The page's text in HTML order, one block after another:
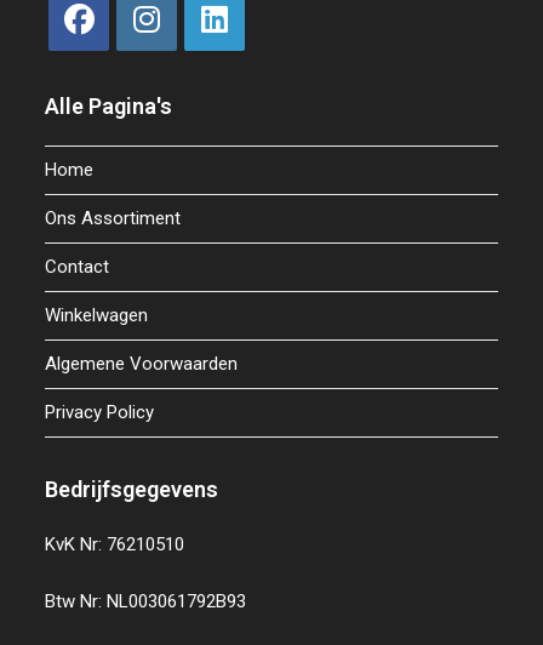
Alle Pagina's
Home
Ons Assortiment
Contact
Winkelwagen
Algemene Voorwaarden
Privacy Policy
Bedrijfsgegevens
KvK Nr: 76210510
Btw Nr: NL003061792B93